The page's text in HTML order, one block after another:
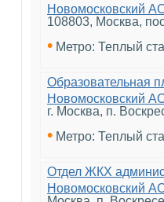
Новомосковский
108803, Москва,
• Метро: Теплый
Образовательная
Новомосковский
г. Москва, п.
• Метро: Теплый
Отдел ЖКХ
Новомосковский